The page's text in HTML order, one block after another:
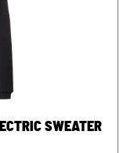
SWEATER